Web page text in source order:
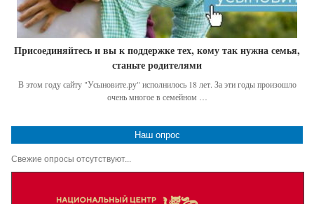
Присоединяйтесь и вы к поддержке тех, кому так нужна семья,
станьте родителями
В этом году сайту "Усыновите.ру" исполнилось 18 лет. За эти годы произошло
очень многое в семейном …
Наш опрос
Свежие опросы отсутствуют...